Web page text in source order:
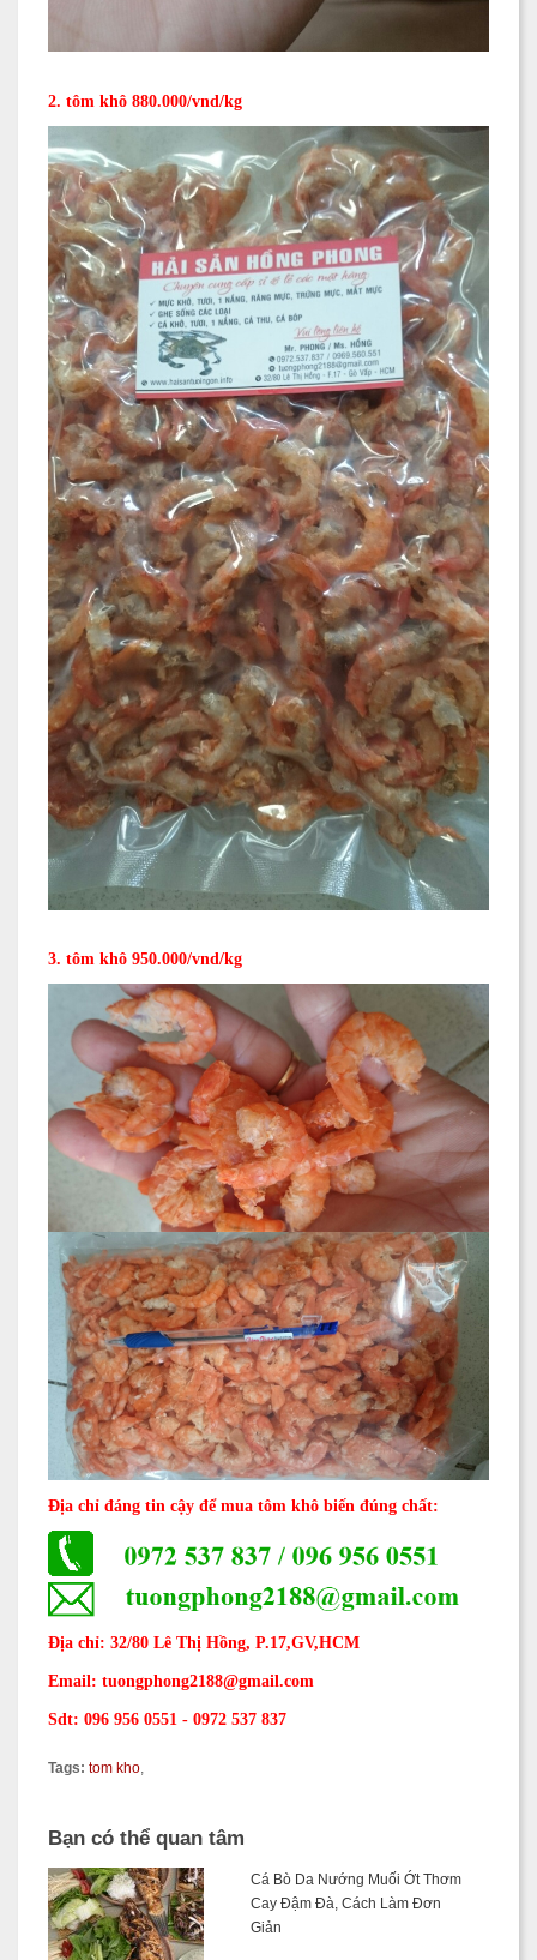
2. tôm khô 880.000/vnd/kg
3. tôm khô 950.000/vnd/kg
Địa chỉ đáng tin cậy để mua tôm khô biến đúng chất:
Địa chỉ: 32/80 Lê Thị Hồng, P.17,GV,HCM
Email: tuongphong2188@gmail.com
Sdt: 096 956 0551 - 0972 537 837
Tags: tom kho,
Bạn có thể quan tâm
Cá Bò Da Nướng Muối Ớt Thơm
Cay Đậm Đà, Cách Làm Đơn
Giản